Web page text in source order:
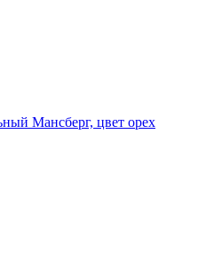
Мансберг, цвет орех